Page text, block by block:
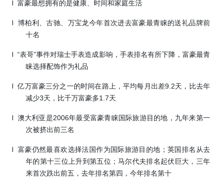
l 富豪最想拥有的是健康、时间和家庭生活
l 博柏利、古驰、万宝龙今年首次进去富豪最青睐的送礼品牌前
十名
l “表哥”事件对瑞士手表造成影响，手表排名有所下降，富豪最青
睐选择配饰作为礼品
l 亿万富豪三分之一的时间在路上，平均每月出差9.2天，比去年
减少3天，比千万富豪多1.7天
l 澳大利亚是2006年最受富豪青睐国际旅游目的地，九年来第一
次被挤出前三名
l 富豪仍然最喜欢选择法国作为国际旅游目的地；英国排名从去
年的第十三位上升到第五位；马尔代夫排名起伏巨大，三年
来首次跌出前五，去年排名第四，今年排名第十